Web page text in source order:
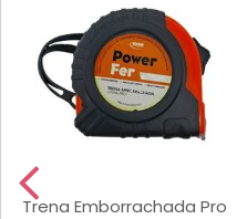
Trena Emborrachada Pro